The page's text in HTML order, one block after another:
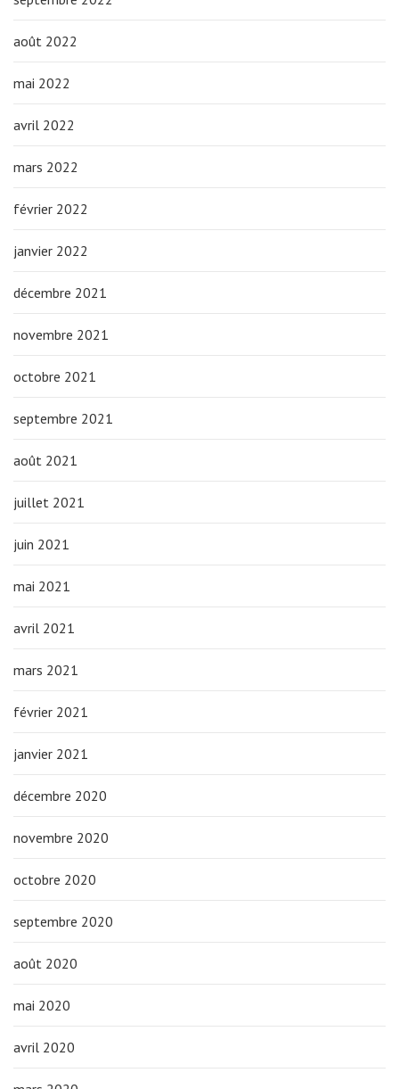
août 2022
mai 2022
avril 2022
mars 2022
février 2022
janvier 2022
décembre 2021
novembre 2021
octobre 2021
septembre 2021
août 2021
juillet 2021
juin 2021
mai 2021
avril 2021
mars 2021
février 2021
janvier 2021
décembre 2020
novembre 2020
octobre 2020
septembre 2020
août 2020
mai 2020
avril 2020